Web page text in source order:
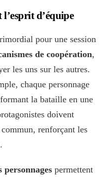
d’équipe
pour une session
de coopération,
les uns sur les autres.
chaque personnage
la bataille en une
doivent
renforçant les
permettent